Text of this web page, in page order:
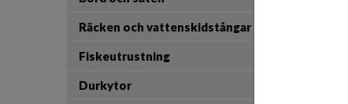
Räcken och vattenskidstångar
Fiskeutrustning
Durkytor